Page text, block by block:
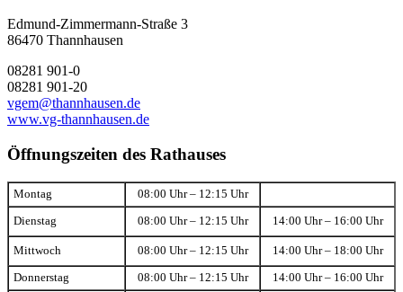
Edmund-Zimmermann-Straße 3
86470 Thannhausen
08281 901-0
08281 901-20
vgem@thannhausen.de
www.vg-thannhausen.de
Öffnungszeiten des Rathauses
Montag 08:00 Uhr – 12:15 Uhr
Dienstag 08:00 Uhr – 12:15 Uhr 14:00 Uhr – 16:00 Uhr
Mittwoch 08:00 Uhr – 12:15 Uhr 14:00 Uhr – 18:00 Uhr
Donnerstag 08:00 Uhr – 12:15 Uhr 14:00 Uhr – 16:00 Uhr